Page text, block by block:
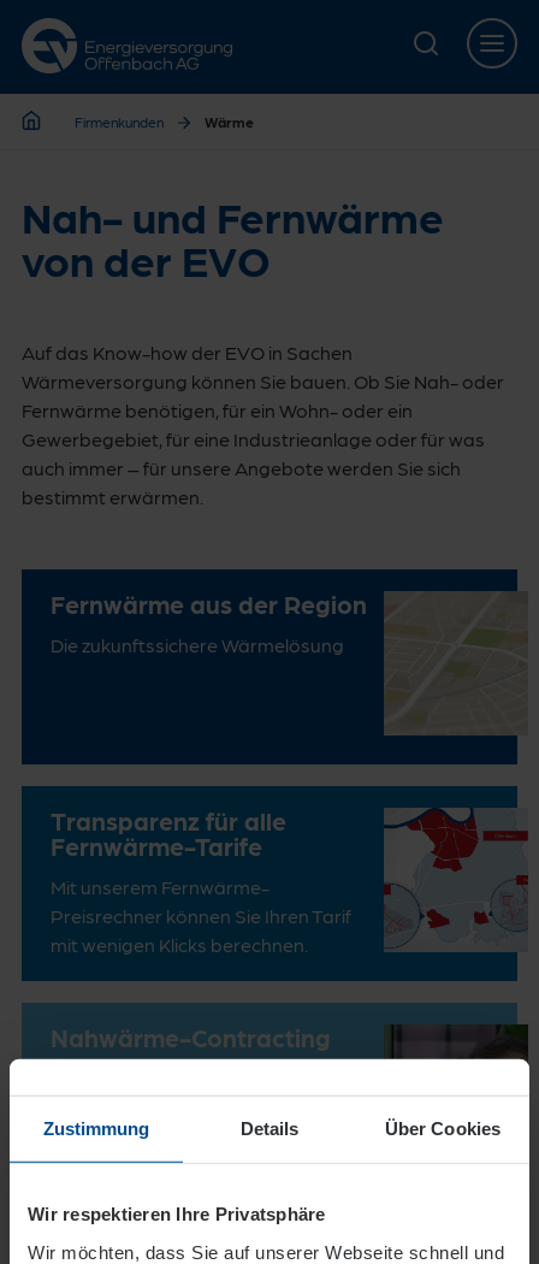
Zustimmung Details Über Cookies
Wir respektieren Ihre Privatsphäre
Wir möchten, dass Sie auf unserer Webseite schnell und
Zur Hauptnavigation springen
Zur Servicelasche springen
Zum Hauptinhalt springen
Zur Footernavigation springen
Firmenkunden Wärme
Nah- und Fernwärme
von der EVO
Auf das Know-how der EVO in Sachen
Wärmeversorgung können Sie bauen. Ob Sie Nah- oder
Fernwärme benötigen, für ein Wohn- oder ein
Gewerbegebiet, für eine Industrieanlage oder für was
auch immer – für unsere Angebote werden Sie sich
bestimmt erwärmen.
Fernwärme aus der Region
Die zukunftssichere Wärmelösung
Transparenz für alle
Fernwärme-Tarife
Mit unserem Fernwärme-
Preisrechner können Sie Ihren Tarif
mit wenigen Klicks berechnen.
Nahwärme-Contracting